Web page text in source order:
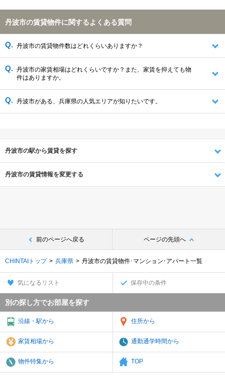
丹波市の賃貸物件に関するよくある質問
丹波市の賃貸物件数はどれくらいありますか？
丹波市の家賃相場はどれくらいですか？また、家賃を抑えても物
件はありますか。
丹波市がある、兵庫県の人気エリアが知りたいです。
丹波市の駅から賃貸を探す
丹波市の賃貸情報を変更する
前のページへ戻る ページの先頭へ
CHINTAIトップ 兵庫県 丹波市の賃貸物件･マンション･アパート一覧
気になるリスト 保存中の条件
別の探し方でお部屋を探す
沿線・駅から 住所から
家賃相場から 通勤通学時間から
物件特集から TOP